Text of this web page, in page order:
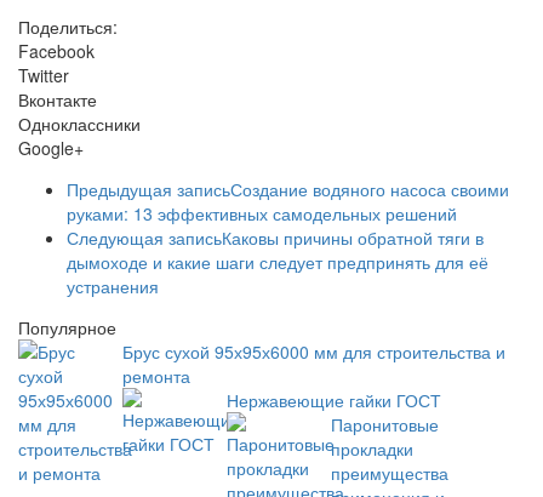
Поделиться:
Facebook
Twitter
Вконтакте
Одноклассники
Google+
Предыдущая записьСоздание водяного насоса своими
руками: 13 эффективных самодельных решений
Следующая записьКаковы причины обратной тяги в
дымоходе и какие шаги следует предпринять для её
устранения
Популярное
Брус сухой 95х95х6000 мм для строительства и
ремонта
Нержавеющие гайки ГОСТ
Паронитовые
прокладки
преимущества